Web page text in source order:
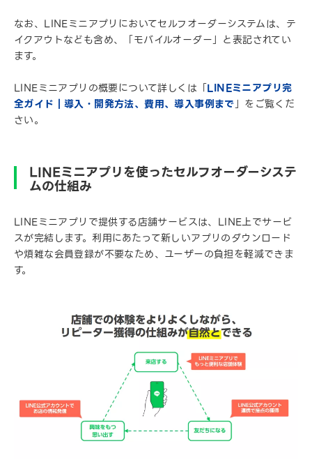
なお、LINEミニアプリにおいてセルフオーダーシステムは、テ
イクアウトなども含め、「モバイルオーダー」と表記されてい
ます。
LINEミニアプリの概要について詳しくは「LINEミニアプリ完
全ガイド｜導入・開発方法、費用、導入事例まで」をご覧くだ
さい。
LINEミニアプリを使ったセルフオーダーシステ
ムの仕組み
LINEミニアプリで提供する店舗サービスは、LINE上でサービ
スが完結します。利用にあたって新しいアプリのダウンロード
や煩雑な会員登録が不要なため、ユーザーの負担を軽減できま
す。